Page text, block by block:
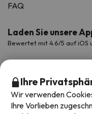
FAQ
Laden Sie unsere
Bewertet mit 4.6/5 auf iOS
Ihre
Wir verwenden
Ihre Vorlieben